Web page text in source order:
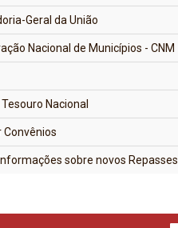
Geral da União
Nacional de Municípios - CNM
Tesouro Nacional
Convênios
sobre novos Repasses